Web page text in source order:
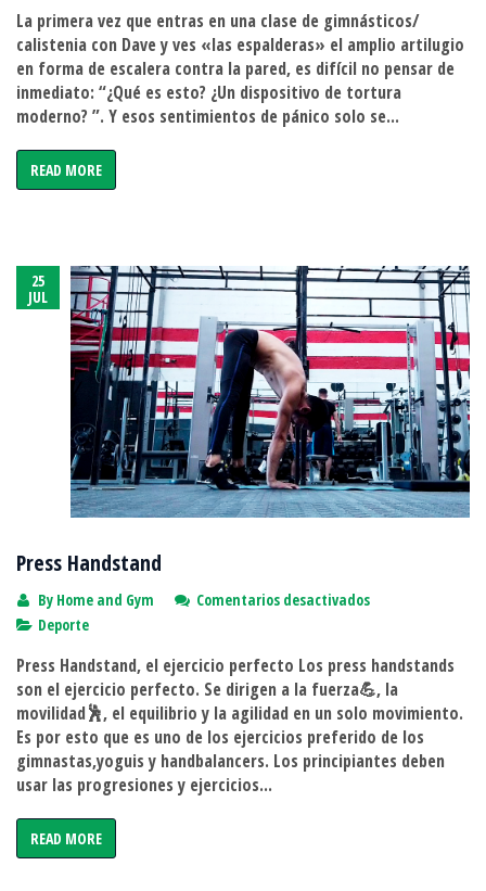
de
las
espalderas
gimnásticas
en
La primera vez que entras en una clase de gimnásticos/
calistenia con Dave y ves «las espalderas» el amplio artilugio
en forma de escalera contra la pared, es difícil no pensar de
inmediato: “¿Qué es esto? ¿Un dispositivo de tortura
moderno? ”. Y esos sentimientos de pánico solo se...
READ MORE
25
JUL
Press Handstand
By Home and Gym Comentarios desactivadosen
Deporte
Press Handstand, el ejercicio perfecto Los press handstands
son el ejercicio perfecto. Se dirigen a la fuerza💪, la
movilidad🕺, el equilibrio y la agilidad en un solo movimiento.
Es por esto que es uno de los ejercicios preferido de los
gimnastas,yoguis y handbalancers. Los principiantes deben
usar las progresiones y ejercicios...
READ MORE